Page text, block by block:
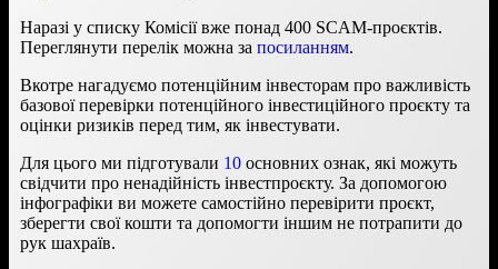
Наразі у списку Комісії вже понад 400 SCAM-проєктів.
Переглянути перелік можна за посиланням.
Вкотре нагадуємо потенційним інвесторам про важливість
базової перевірки потенційного інвестиційного проєкту та
оцінки ризиків перед тим, як інвестувати.
Для цього ми підготували 10 основних ознак, які можуть
свідчити про ненадійність інвестпроєкту. За допомогою
інфографіки ви можете самостійно перевірити проєкт,
зберегти свої кошти та допомогти іншим не потрапити до
рук шахраїв.